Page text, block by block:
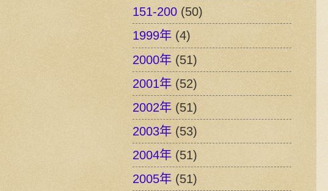
151-200 (50)
1999年 (4)
2000年 (51)
2001年 (52)
2002年 (51)
2003年 (53)
2004年 (51)
2005年 (51)